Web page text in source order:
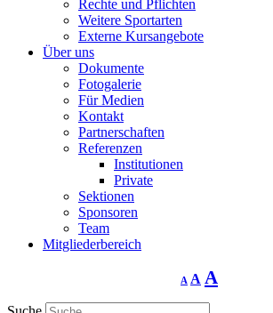
Rechte und Pflichten
Weitere Sportarten
Externe Kursangebote
Über uns
Dokumente
Fotogalerie
Für Medien
Kontakt
Partnerschaften
Referenzen
Institutionen
Private
Sektionen
Sponsoren
Team
Mitgliederbereich
A
Schriftgrösse
verringern
A Schriftgrösse
zurücksetzen
A